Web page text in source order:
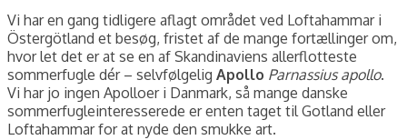
Vi har en gang tidligere aflagt området ved Loftahammar i
Östergötland et besøg, fristet af de mange fortællinger om,
hvor let det er at se en af Skandinaviens allerflotteste
sommerfugle dér – selvfølgelig Apollo Parnassius apollo.
Vi har jo ingen Apolloer i Danmark, så mange danske
sommerfugleinteresserede er enten taget til Gotland eller
Loftahammar for at nyde den smukke art.